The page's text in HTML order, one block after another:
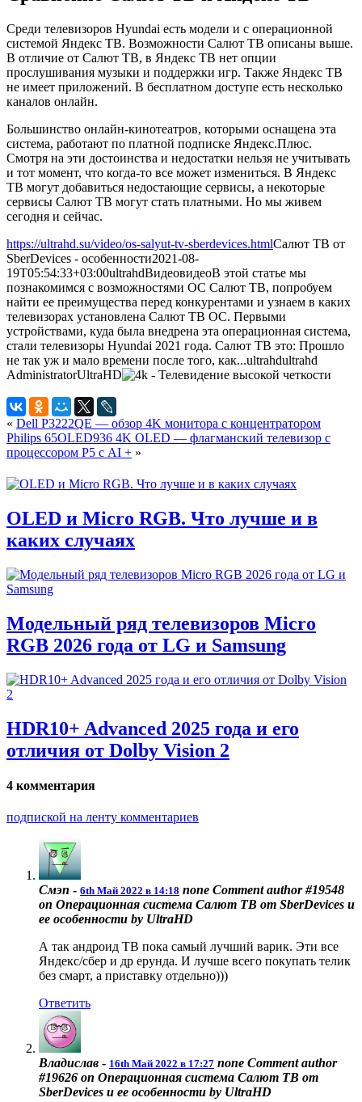
Среди телевизоров Hyundai есть модели и с операционной
системой Яндекс ТВ. Возможности Салют ТВ описаны выше.
В отличие от Салют ТВ, в Яндекс ТВ нет опции
прослушивания музыки и поддержки игр. Также Яндекс ТВ
не имеет приложений. В бесплатном доступе есть несколько
каналов онлайн.
Большинство онлайн-кинотеатров, которыми оснащена эта
система, работают по платной подписке Яндекс.Плюс.
Смотря на эти достоинства и недостатки нельзя не учитывать
и тот момент, что когда-то все может измениться. В Яндекс
ТВ могут добавиться недостающие сервисы, а некоторые
сервисы Салют ТВ могут стать платными. Но мы живем
сегодня и сейчас.
https://ultrahd.su/video/os-salyut-tv-sberdevices.htmlСалют ТВ от
SberDevices - особенности2021-08-
19T05:54:33+03:00ultrahdВидеовидеоВ этой статье мы
познакомимся с возможностями ОС Салют ТВ, попробуем
найти ее преимущества перед конкурентами и узнаем в каких
телевизорах установлена Салют ТВ ОС. Первыми
устройствами, куда была внедрена эта операционная система,
стали телевизоры Hyundai 2021 года. Салют ТВ это: Прошло
не так уж и мало времени после того, как...ultrahdultrahd
AdministratorUltraHD
« Dell P3222QE — обзор 4K монитора с концентратором
Philips 65OLED936 4K OLED — флагманский телевизор с
процессором P5 с AI + »
OLED и Micro RGB. Что лучше и в
каких случаях
Модельный ряд телевизоров Micro
RGB 2026 года от LG и Samsung
HDR10+ Advanced 2025 года и его
отличия от Dolby Vision 2
4 комментария
подпиской на ленту комментариев
Смэп - 6th Май 2022 в 14:18 none Comment author #19548
on Операционная система Салют ТВ от SberDevices и
ее особенности by UltraHD
А так андроид ТВ пока самый лучший варик. Эти все
Яндекс/сбер и др ерунда. И лучше всего покупать телик
без смарт, а приставку отдельно)))
Ответить
Владислав - 16th Май 2022 в 17:27 none Comment author
#19626 on Операционная система Салют ТВ от
SberDevices и ее особенности by UltraHD